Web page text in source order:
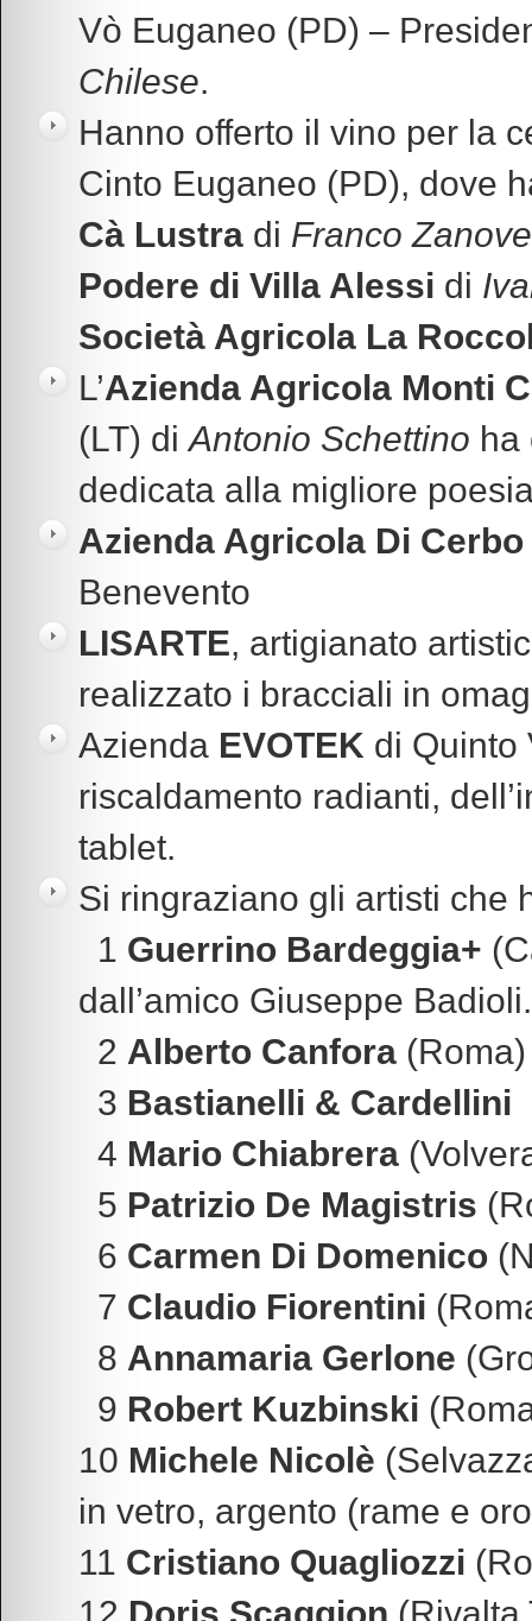
Vò Euganeo (PD) –
Chilese.
Hanno offerto il vino per la
Cinto Euganeo (PD), dove
Cà Lustra di Franco
Podere di Villa Alessi di
Società Agricola La
L’Azienda Agricola Monti
(LT) diAntonio Schettino ha
dedicata alla migliore
Azienda Agricola Di Cerbo
Benevento
LISARTE, artigianato
realizzato i bracciali in
Azienda EVOTEK di Quinto
riscaldamento radianti,
tablet.
Si ringraziano gli artisti che
1 Guerrino Bardeggia+
dall’amico Giuseppe Badioli.
2 Alberto Canfora (Roma)
3 Bastianelli & Cardellini
4 Mario Chiabrera
5 Patrizio De Magistris
6 Carmen Di Domenico
7 Claudio Fiorentini
8 Annamaria Gerlone
9 Robert Kuzbinski
10 Michele Nicolè
in vetro, argento (rame e
11 Cristiano Quagliozzi